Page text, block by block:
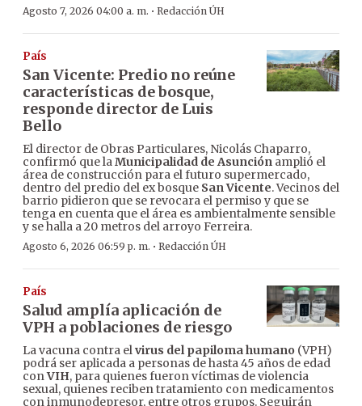
Agosto 7, 2026 04:00 a. m. · Redacción ÚH
País
San Vicente: Predio no reúne
características de bosque,
responde director de Luis
Bello
El director de Obras Particulares, Nicolás Chaparro,
confirmó que laMunicipalidad de Asunción amplió el
área de construcción para el futuro supermercado,
dentro del predio del ex bosque San Vicente. Vecinos del
barrio pidieron que se revocara el permiso y que se
tenga en cuenta que el área es ambientalmente sensible
y se halla a 20 metros del arroyo Ferreira.
Agosto 6, 2026 06:59 p. m. · Redacción ÚH
País
Salud amplía aplicación de
VPH a poblaciones de riesgo
La vacuna contra elvirus del papiloma humano (VPH)
podrá ser aplicada a personas de hasta 45 años de edad
conVIH, para quienes fueron víctimas de violencia
sexual, quienes reciben tratamiento con medicamentos
con inmunodepresor, entre otros grupos. Seguirán